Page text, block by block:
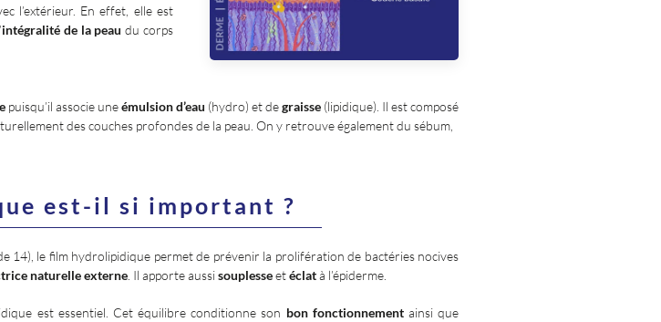
l’extérieur. En effet, elle est
intégralité de la peau du corps
puisqu’il associe uneémulsion d’eau (hydro) et degraisse (lipidique). Il est composé
des couches profondes de la peau. On y retrouve également du sébum,
est-il si important ?
14), le film hydrolipidique permet de prévenir la prolifération de bactéries nocives
naturelle externe . Il apporte aussisouplesseetéclatà l’épiderme.
est essentiel. Cet équilibre conditionne son bon fonctionnementainsi que